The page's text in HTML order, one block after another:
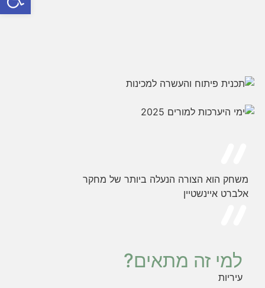
משחק הוא הצורה הנעלה ביותר של מחקר
אלברט איינשטיין
למי זה מתאים?
עיריות